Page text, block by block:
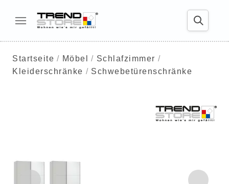
Startseite Möbel
Schlafzimmer
Kleiderschränke
Schwebetürenschränke